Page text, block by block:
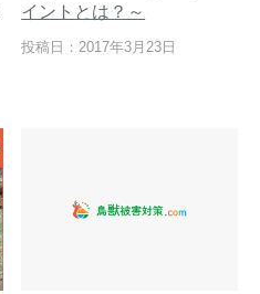
イントとは？～
投稿日：2017年3月23日